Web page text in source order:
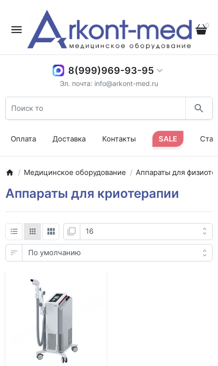
0
8(999)969-93-95
Эл. почта: info@arkont-med.ru
Оплата Доставка Контакты SALE
Медицинское оборудование Аппараты для
Аппараты для криотерапии